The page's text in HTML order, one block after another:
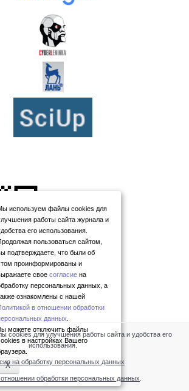
используем файлы cookies для
работы сайта журнала и
его использования.
пользоваться сайтом,
подтверждаете, что были об
проинформированы и
свое согласие на
персональных данных, а
ознакомлены с нашей
в отношении обработки
данных
можете отключить файлы
в настройках Вашего
X
cookies для улучшения работы сайта и удобства его
использования.
на обработку персональных данных
обработки персональных данных